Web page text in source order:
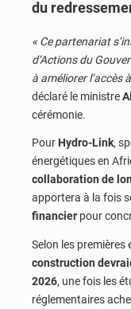
du
« Ce partenariat
d’Actions du
à améliorer l’accès
déclaré le ministre
cérémonie.
Pour Hydro-Link,
énergétiques en
collaboration de
apportera à la fois
financier pour
Selon les premières
construction
2026, une fois les
réglementaires